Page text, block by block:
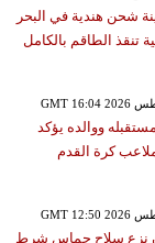
شحن هندية في البحر
تنقذ الطاقم بالكامل
ووالده يؤكد
كرة القدم
نزع سلاح حماس شرط